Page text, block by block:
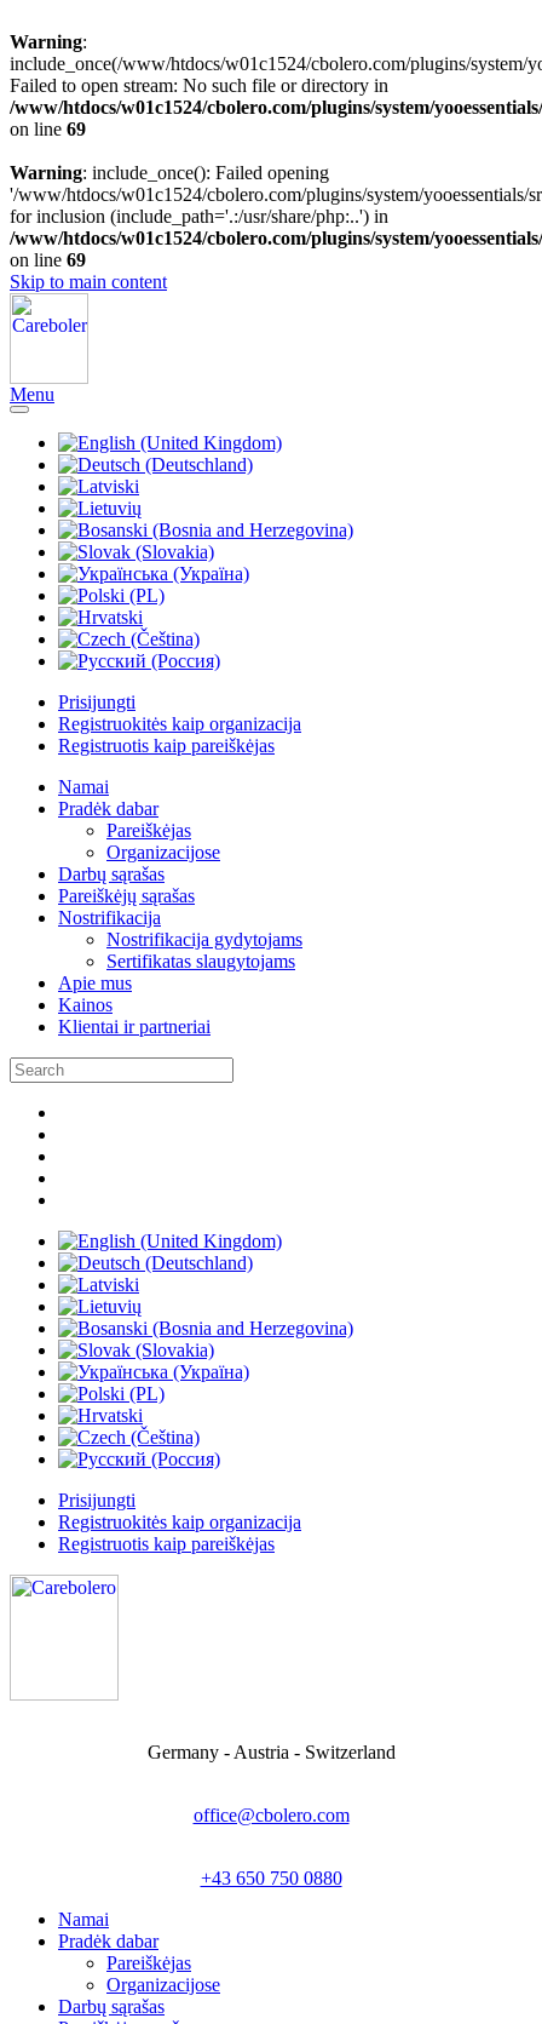
Warning:
include_once(/www/htdocs/w01c1524/cbolero.com/plugins/system/
Failed to open stream: No such file or directory in
/www/htdocs/w01c1524/cbolero.com/plugins/system/
on line 69
Warning: include_once(): Failed opening
'/www/htdocs/w01c1524/cbolero.com/plugins/system/yooessentials/
for inclusion (include_path='.:/usr/share/php:..') in
/www/htdocs/w01c1524/cbolero.com/plugins/system/
on line 69
Skip to main content
Menu
Prisijungti
Registruokitės kaip organizacija
Registruotis kaip pareiškėjas
Namai
Pradėk dabar
Pareiškėjas
Organizacijose
Darbų sąrašas
Pareiškėjų sąrašas
Nostrifikacija
Nostrifikacija gydytojams
Sertifikatas slaugytojams
Apie mus
Kainos
Klientai ir partneriai
Prisijungti
Registruokitės kaip organizacija
Registruotis kaip pareiškėjas
Germany - Austria - Switzerland
office@cbolero.com
+43 650 750 0880
Namai
Pradėk dabar
Pareiškėjas
Organizacijose
Darbų sąrašas